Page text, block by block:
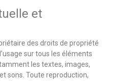
et
des droits de propriété
sur tous les éléments
les textes, images,
sons. Toute reproduction,